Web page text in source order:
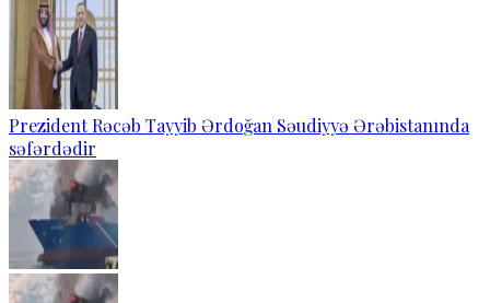
Prezident Rəcəb Tayyib Ərdoğan Səudiyyə Ərəbistanında
səfərdədir